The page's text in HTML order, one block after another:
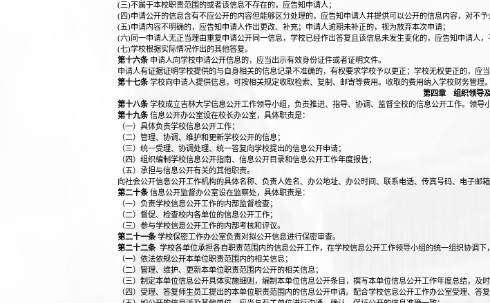
(三)不属于本校职责范围的或者该信息不存在的，应告知申请人；
(四)申请公开的信息含有不应公开的内容但能够区分处理的，应告知申请人并提供可以公开的信息内容，对不予
(五)申请内容不明确的，应告知申请人作出更改、补充；申请人逾期未补正的，视为放弃本次申请；
(六)同一申请人无正当理由重复申请公开同一信息，学校已经作出答复且该信息未发生变化的，应告知申请人，
(七)学校根据实际情况作出的其他答复。
第十六条申请人向学校申请公开信息的，应当出示有效身份证件或者证明文件。
申请人有证据证明学校提供的与自身相关的信息记录不准确的，有权要求学校予以更正；学校无权更正的，应
第十七条学校向申请人提供信息，可按相关规定收取检索、复制、邮寄等费用。收取的费用纳入学校财务管理
第四章 组织领导
第十八条学校成立吉林大学信息公开工作领导小组，负责推进、指导、协调、监督全校的信息公开工作。领导
第十九条信息公开办公室设在校长办公室，具体职责是：
（一）具体负责学校信息公开工作；
（二）管理、协调、维护和更新学校公开的信息；
（三）统一受理、协调处理、统一答复向学校提出的信息公开申请；
（四）组织编制学校信息公开指南、信息公开目录和信息公开工作年度报告；
（五）承担与信息公开有关的其他职责。
向社会公开信息公开工作机构的具体名称、负责人姓名、办公地址、办公时间、联系电话、传真号码、电子邮箱
第二十条信息公开监督办公室设在监察处，具体职责是：
（一）负责学校信息公开工作的内部监督检查；
（二）督促、检查校内各单位的信息公开工作；
（三）参与学校信息公开工作的内部考核和评议。
第二十一条学校保密工作办公室负责对拟公开信息进行保密审查。
第二十二条 学校各单位承担各自职责范围内的信息公开工作，在学校信息公开工作领导小组的统一组织协调
（一）依法依规公开本单位职责范围内的相关信息；
（二）管理、维护、更新本单位职责范围内公开的相关信息；
（三）制定本单位信息公开具体实施细则，编制本单位信息公开条目，撰写本单位信息公开工作年度总结，及时
（四）受理、答复师生员工提出的本单位职责范围内的信息公开申请。配合学校信息公开工作办公室受理、答